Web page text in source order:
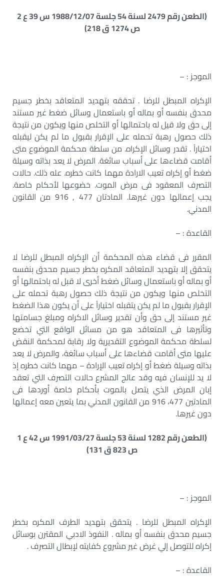
(الطعن رقم 2479 لسنة 54 جلسة 1988/12/07 س 39 ع 2
ص 1274 ق 218)
الموجز : –
الإكراه المبطل للرضا . تحققه بتهديد المتعاقد بخطر جسيم
محدق بنفسه أو بماله أو باستعمال وسائل ضغط غير مستند
إلى حق ولا قيل له باحتمالها أو التخلص منها ويكون من نتيجة
ذلك حصول رهبة تحمله على الإقرار بقبول ما لم يكن ليقبله
اختياراً . تقدر وسائل الإكراه. من سلطة محكمة الموضوع متى
أقامت قضاءها على أسباب سائغة. المرض لا يعد بذاته وسيلة
ضغط أو إكراه تعيب الارادة مهما كانت خطره. عله ذلك. حالات
التصرف المعقود فى مرض الموت. خضوعها لأحكام خاصة.
يجب إعمالها دون غيرها. المادتان 477 , 916 من القانون
المدني.
القاعدة : –
المقرر فى قضاء هذه المحكمة أن الإكراه المبطل للرضا لا
يتحقق إلا بتهديد المتعاقد المكره بخطر جسيم محدق بنفسه
أو بماله أو باستعمال وسائل ضغط أخرى لا قبل له باحتمالها أو
التخلص منها ويكون من نتيجة ذلك حصول رهبة تحمله على
الإقرار بقبول ما لم يكن يتقبله اختياراً على أن يكون هذا الضغط
غير مستند إلى حق وأن تقدير وسائل الاكراه ومبلغ جسامتها
وتأثيرها فى المتعاقد هو من مسائل الواقع التي تخضع
لسلطة محكمة الموضوع التقديرية ولا رقابة لمحكمة النقض
عليها متى أقامت قضاءها على أسباب سائغة، والمرض لا يعد
بذاته وسيلة ضغط أو إكراه تعيب الإرادة – مهما كانت خطره إذ
لا يد للإنسان فيه وقد عالج المشرع حالات التصرف التي تعقد
إبان المرض الذي يتصل بالموت بأحكام خاصة أوردها فى
المادتين 477، 916 من القانون المدني بما يتعين معه إعمالها
دون غيرها.
(الطعن رقم 1282 لسنة 53 جلسة 1991/03/27 س 42 ع 1
ص 823 ق 131)
الموجز : –
الإكراه المبطل للرضا . يتحقق بتهديد الطرف المكره بخطر
جسيم محدق بنفسه أو بماله . النفوذ الادبي المقترن بوسائل
إكراه للتوصل إلي غرض غير مشروع كفايته لإبطال التصرف .
القاعدة : –